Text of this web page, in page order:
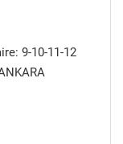
9-10-11-12